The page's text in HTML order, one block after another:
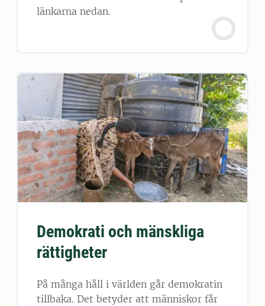
länkarna nedan.
Demokrati och mänskliga
rättigheter
På många håll i världen går demokratin
tillbaka. Det betyder att människor får